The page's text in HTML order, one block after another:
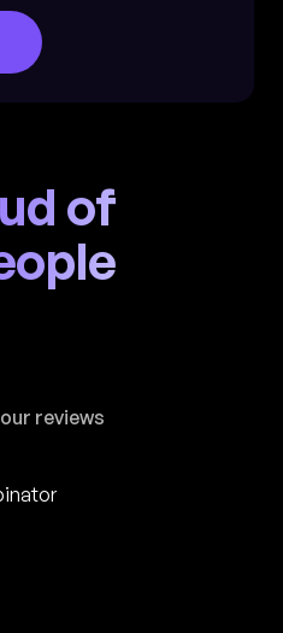
of
reviews